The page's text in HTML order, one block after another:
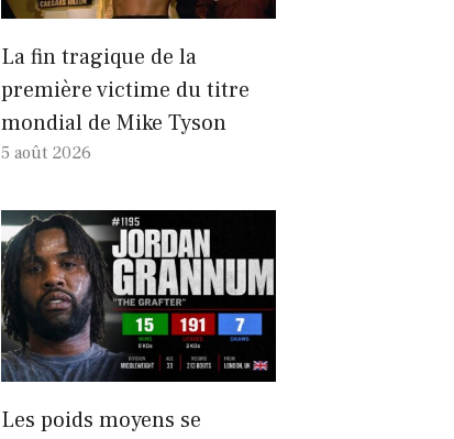
La fin tragique de la
première victime du titre
mondial de Mike Tyson
5 août 2026
Les poids moyens se